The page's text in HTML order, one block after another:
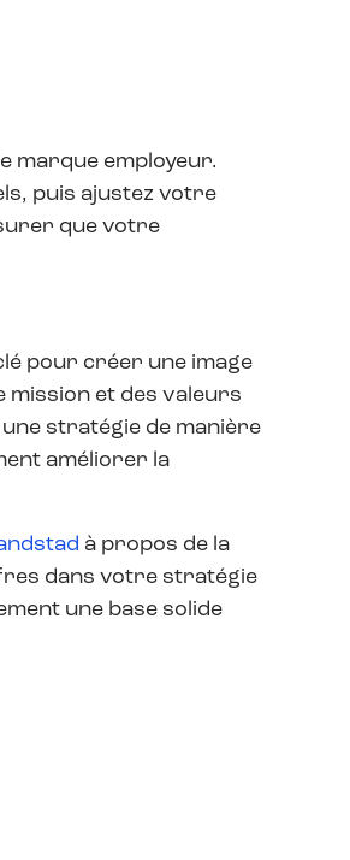
marque employeur.
puis ajustez votre
que votre
pour créer une image
mission et des valeurs
stratégie de manière
améliorer la
à propos de la
dans votre stratégie
une base solide